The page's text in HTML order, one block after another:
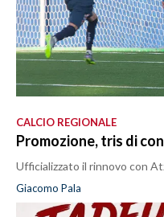
CALCIO REGIONALE
Promozione, tris di
Ufficializzato il rinnovo con
Giacomo Pala